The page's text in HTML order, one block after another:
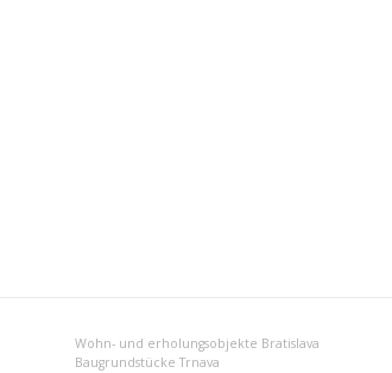
Wohn- und erholungsobjekte Bratislava
Baugrundstücke Trnava